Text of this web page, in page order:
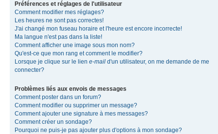
Préférences et réglages de l'utilisateur
Comment modifier mes réglages?
Les heures ne sont pas correctes!
J'ai changé mon fuseau horaire et l'heure est encore incorrecte!
Ma langue n'est pas dans la liste!
Comment afficher une image sous mon nom?
Qu'est-ce que mon rang et comment le modifier?
Lorsque je clique sur le lien e-mail d'un utilisateur, on me demande de me
connecter?
Problèmes liés aux envois de messages
Comment poster dans un forum?
Comment modifier ou supprimer un message?
Comment ajouter une signature à mes messages?
Comment créer un sondage?
Pourquoi ne puis-je pas ajouter plus d'options à mon sondage?